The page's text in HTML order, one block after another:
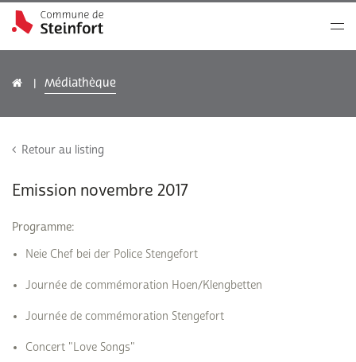
Médiathèque
Retour au listing
Emission novembre 2017
Programme:
Neie Chef bei der Police Stengefort
Journée de commémoration Hoen/Klengbetten
Journée de commémoration Stengefort
Concert "Love Songs"